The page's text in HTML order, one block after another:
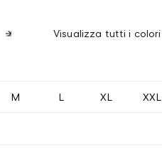
Visualizza tutti i colori
M L XL XXL